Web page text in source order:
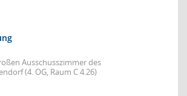
Ausschusszimmer des
(4. OG, Raum C 4.26)